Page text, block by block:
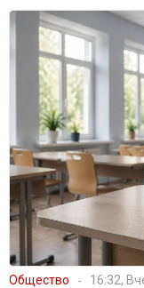
Общество 16:32,